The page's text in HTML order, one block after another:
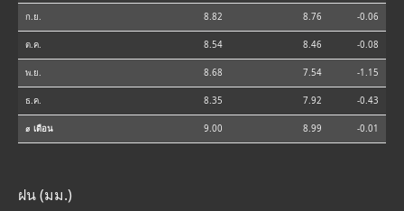
ก.ย. 8.82 8.76 -0.06
ต.ค. 8.54 8.46 -0.08
พ.ย. 8.68 7.54 -1.15
ธ.ค. 8.35 7.92 -0.43
⌀ เดือน 9.00 8.99 -0.01
ฝน (มม.)